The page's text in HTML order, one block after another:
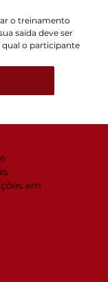
o treinamento
saída deve ser
qual o participante
em